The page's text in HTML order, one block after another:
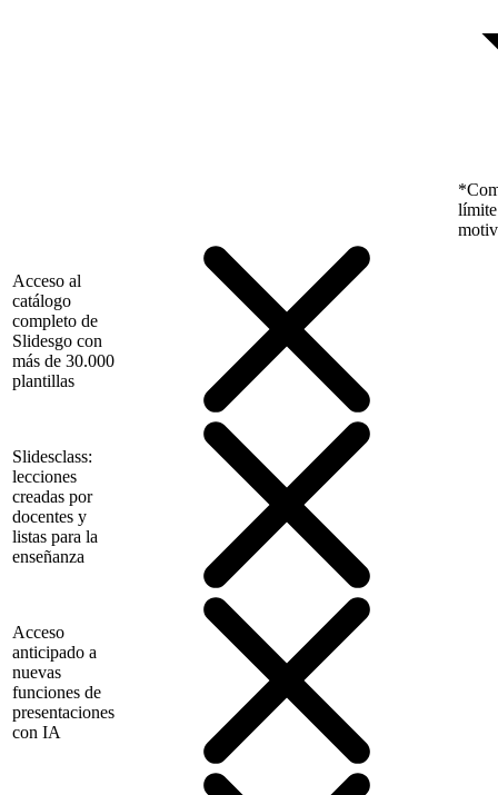
límite
Acceso al
catálogo
completo de
Slidesgo con
más de 30.000
plantillas
Slidesclass:
lecciones
creadas por
docentes y
listas para la
enseñanza
Acceso
anticipado a
nuevas
funciones de
presentaciones
con IA